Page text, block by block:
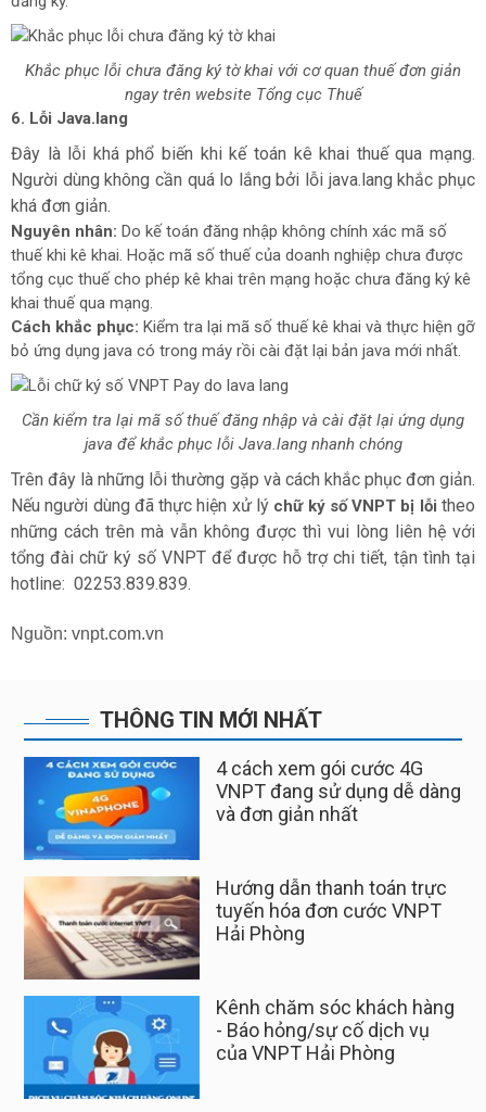
Khắc phục lỗi chưa đăng ký tờ khai với cơ quan thuế đơn giản
ngay trên website Tổng cục Thuế
6. Lỗi Java.lang
Đây là lỗi khá phổ biến khi kế toán kê khai thuế qua mạng.
Người dùng không cần quá lo lắng bởi lỗi java.lang khắc phục
khá đơn giản.
Nguyên nhân: Do kế toán đăng nhập không chính xác mã số
thuế khi kê khai. Hoặc mã số thuế của doanh nghiệp chưa được
tổng cục thuế cho phép kê khai trên mạng hoặc chưa đăng ký kê
khai thuế qua mạng.
Cách khắc phục: Kiểm tra lại mã số thuế kê khai và thực hiện gỡ
bỏ ứng dụng java có trong máy rồi cài đặt lại bản java mới nhất.
Cần kiểm tra lại mã số thuế đăng nhập và cài đặt lại ứng dụng
java để khắc phục lỗi Java.lang nhanh chóng
Trên đây là những lỗi thường gặp và cách khắc phục đơn giản.
Nếu người dùng đã thực hiện xử lý chữ ký số VNPT bị lỗi theo
những cách trên mà vẫn không được thì vui lòng liên hệ với
tổng đài chữ ký số VNPT để được hỗ trợ chi tiết, tận tình tại
hotline: 02253.839.839.
Nguồn: vnpt.com.vn
THÔNG TIN MỚI NHẤT
4 cách xem gói cước 4G
VNPT đang sử dụng dễ dàng
và đơn giản nhất
Hướng dẫn thanh toán trực
tuyến hóa đơn cước VNPT
Hải Phòng
Kênh chăm sóc khách hàng
- Báo hỏng/sự cố dịch vụ
của VNPT Hải Phòng